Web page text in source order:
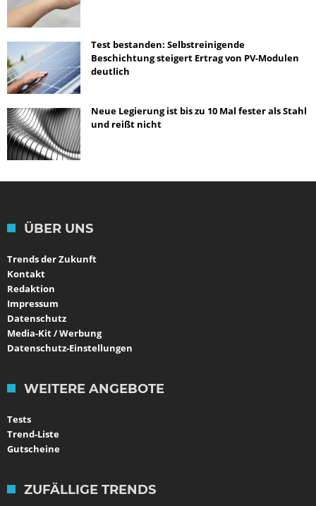
Test bestanden: Selbstreinigende
Beschichtung steigert Ertrag von PV-Modulen
deutlich
Neue Legierung ist bis zu 10 Mal fester als Stahl
und reißt nicht
ÜBER UNS
Trends der Zukunft
Kontakt
Redaktion
Impressum
Datenschutz
Media-Kit / Werbung
Datenschutz-Einstellungen
WEITERE ANGEBOTE
Tests
Trend-Liste
Gutscheine
ZUFÄLLIGE TRENDS